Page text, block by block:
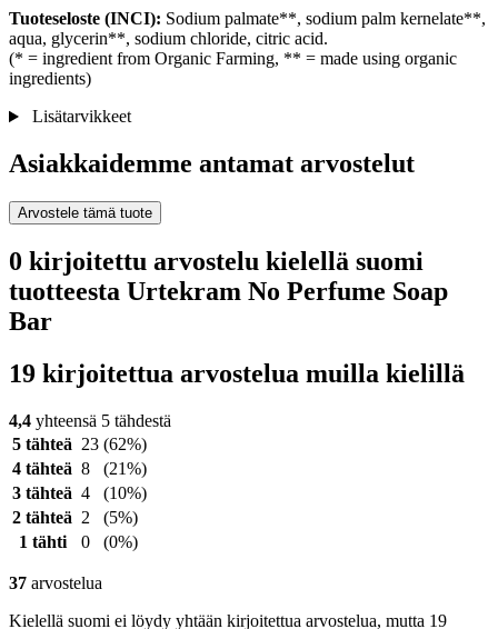
Tuoteseloste (INCI): Sodium palmate**, sodium palm kernelate**,
aqua, glycerin**, sodium chloride, citric acid.
(* = ingredient from Organic Farming, ** = made using organic
ingredients)
Lisätarvikkeet
Asiakkaidemme antamat arvostelut
Arvostele tämä tuote
0 kirjoitettu arvostelu kielellä suomi
tuotteesta Urtekram No Perfume Soap
Bar
19 kirjoitettua arvostelua muilla kielillä
4,4 yhteensä 5 tähdestä
5 tähteä 23 (62%)
4 tähteä 8
(21%)
3 tähteä 4
(10%)
2 tähteä 2
(5%)
1 tähti
0 (0%)
37 arvostelua
Kielellä suomi ei löydy yhtään kirjoitettua arvostelua, mutta 19